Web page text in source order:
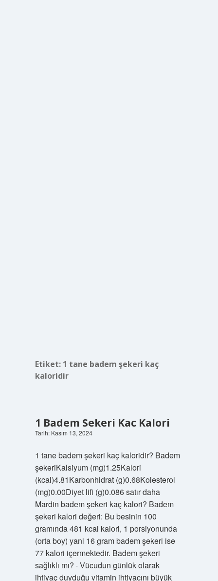
Etiket: 1 tane badem şekeri kaç
kaloridir
1 Badem Sekeri Kac Kalori
Tarih: Kasım 13, 2024
1 tane badem şekeri kaç kaloridir? Badem
şekeriKalsiyum (mg)1.25Kalori
(kcal)4.81Karbonhidrat (g)0.68Kolesterol
(mg)0.00Diyet lifi (g)0.086 satır daha
Mardin badem şekeri kaç kalori? Badem
şekeri kalori değeri: Bu besinin 100
gramında 481 kcal kalori, 1 porsiyonunda
(orta boy) yani 16 gram badem şekeri ise
77 kalori içermektedir. Badem şekeri
sağlıklı mı? · Vücudun günlük olarak
ihtiyaç duyduğu vitamin ihtiyacını büyük